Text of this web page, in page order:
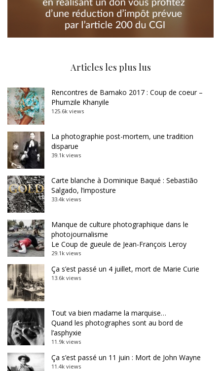
Articles les plus lus
Rencontres de Bamako 2017 : Coup de coeur –
Phumzile Khanyile
125.6k views
La photographie post-mortem, une tradition
disparue
39.1k views
Carte blanche à Dominique Baqué : Sebastião
Salgado, l’imposture
33.4k views
Manque de culture photographique dans le
photojournalisme
Le Coup de gueule de Jean-François Leroy
29.1k views
Ça s’est passé un 4 juillet, mort de Marie Curie
13.6k views
Tout va bien madame la marquise…
Quand les photographes sont au bord de
l’asphyxie
11.9k views
Ça s’est passé un 11 juin : Mort de John Wayne
11.4k views